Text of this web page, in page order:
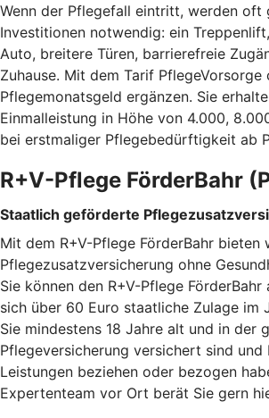
Wenn der Pflegefall eintritt, werden oft
Investitionen notwendig: ein
Auto, breitere Türen, barrierefreie
Zuhause. Mit dem Tarif PflegeVorsorge
Pflegemonatsgeld ergänzen. Sie
Einmalleistung in Höhe von 4.000,
bei erstmaliger Pflegebedürftigkeit ab
R+V-Pflege FörderBahr
Staatlich geförderte
Mit dem R+V-Pflege FörderBahr bieten
Pflegezusatzversicherung ohne
Sie können den R+V-Pflege FörderBahr
sich über 60 Euro staatliche Zulage im
Sie mindestens 18 Jahre alt und in der
Pflegeversicherung versichert sind und
Leistungen beziehen oder bezogen
Expertenteam vor Ort berät Sie gern